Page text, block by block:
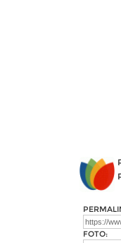
FOTO: